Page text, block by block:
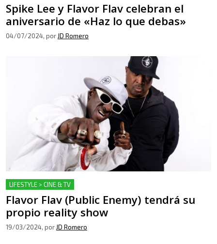
Spike Lee y Flavor Flav celebran el
aniversario de «Haz lo que debas»
04/07/2024, por JD Romero
LIFESTYLE > CINE & TV
Flavor Flav (Public Enemy) tendrá su
propio reality show
19/03/2024, por JD Romero